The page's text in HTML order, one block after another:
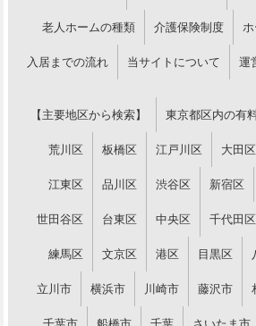
老人ホームの種類 介護保険制度
入居までの流れ 当サイトについて 運
【主要地区から検索】 東京都区内の有
荒川区 板橋区 江戸川区 大田区
江東区 品川区 渋谷区 新宿区
世田谷区 台東区 中央区 千代田区
練馬区 文京区 港区 目黒区
立川市 横浜市 川崎市 藤沢市